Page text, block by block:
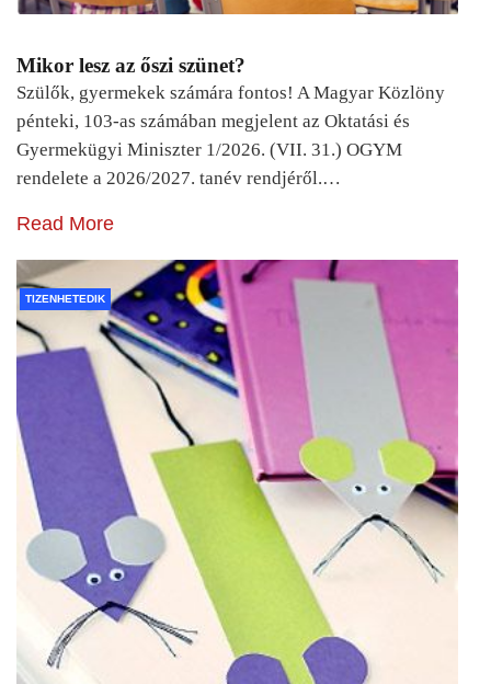
Mikor lesz az őszi szünet?
Szülők, gyermekek számára fontos! A Magyar Közlöny
pénteki, 103-as számában megjelent az Oktatási és
Gyermekügyi Miniszter 1/2026. (VII. 31.) OGYM
rendelete a 2026/2027. tanév rendjéről.…
Read More
TIZENHETEDIK